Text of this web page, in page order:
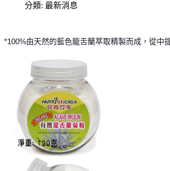
分類: 最新消息
*100%由天然的藍色龍舌蘭萃取精製而成，從中